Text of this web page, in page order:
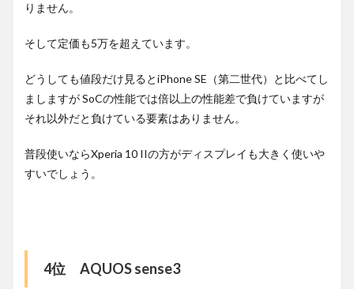
りません。
そして定価も5万を超えています。
どうしても値段だけ見るとiPhone SE（第二世代）と比べてし
ましますが SoCの性能では倍以上の性能差で負けていますが
それ以外だと負けている要素はありません。
普段使いならXperia 10 IIの方がディスプレイも大きく使いや
すいでしょう。
4位 AQUOS sense3